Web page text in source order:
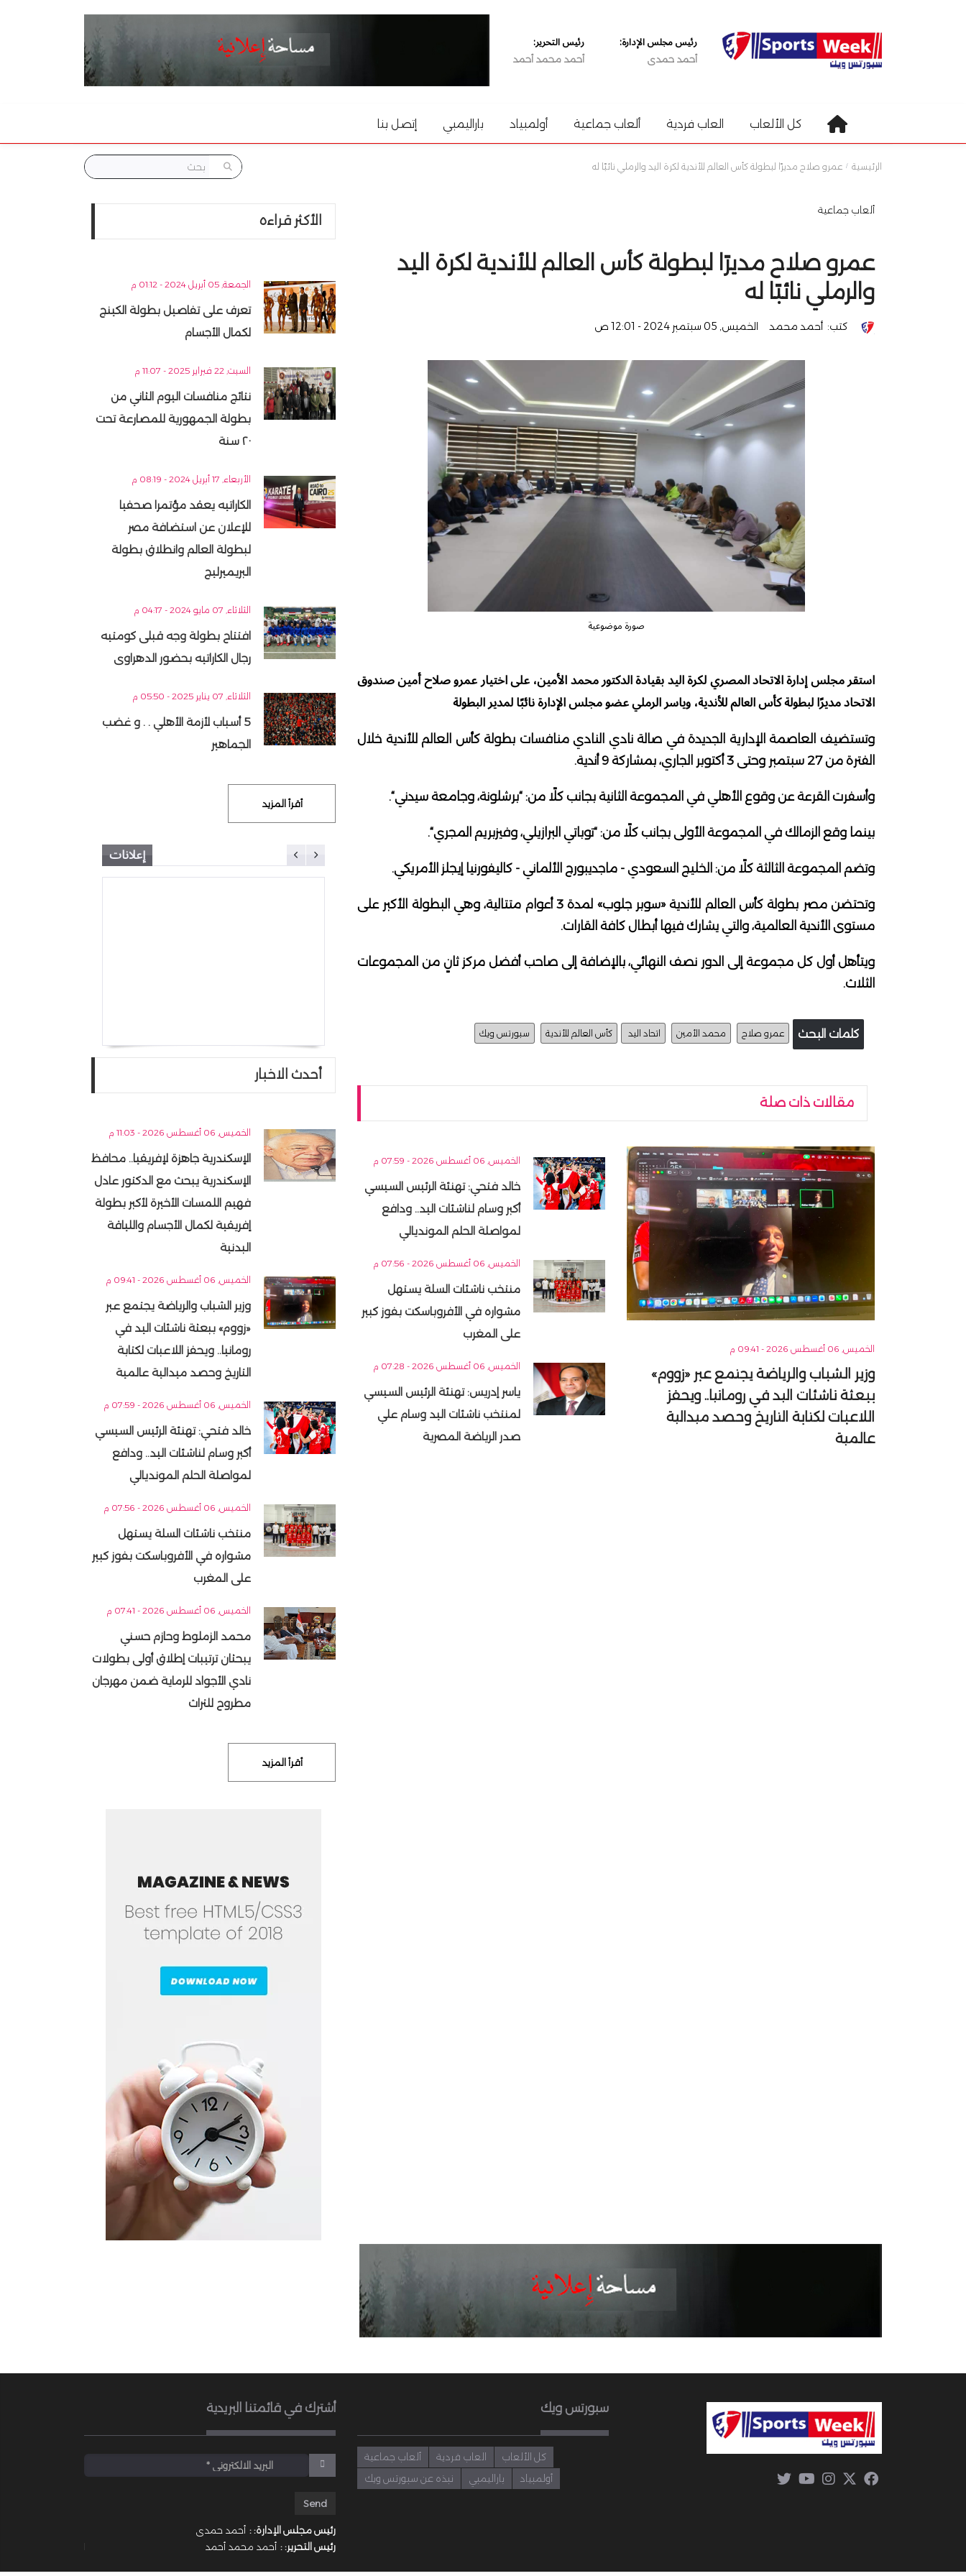
رئيس مجلس الإدارة:
أحمد حمدى
رئيس التحرير:
أحمد محمد أحمد
كل الألعاب العاب فردية ألعاب جماعية أولمبياد باراليمبي إتصل بنا
الرئيسية عمرو صلاح مديرًا لبطولة كأس العالم للأندية لكرة اليد والرملي نائبًا له
ألعاب جماعية
عمرو صلاح مديرًا لبطولة كأس العالم للأندية لكرة اليد
والرملي نائبًا له
كتب: أحمد محمد الخميس, 05 سبتمبر 2024 - 12:01 ص
صورة موضوعية
استقر مجلس إدارة الاتحاد المصري لكرة اليد بقيادة الدكتور محمد الأمين، على اختيار عمرو صلاح أمين صندوق
الاتحاد مديرًا لبطولة كأس العالم للأندية، وياسر الرملي عضو مجلس الإدارة نائبًا لمدير البطولة
وتستضيف العاصمة الإدارية الجديدة في صالة نادي النادي منافسات بطولة كأس العالم للأندية خلال
الفترة من 27 سبتمبر وحتى 3 أكتوبر الجاري، بمشاركة 9 أندية.
وأسفرت القرعة عن وقوع الأهلي في المجموعة الثانية بجانب كلًا من: “برشلونة، وجامعة سيدني“.
بينما وقع الزمالك في المجموعة الأولى بجانب كلًا من: “توباتي البرازيلي، وفيزبريم المجري“.
وتضم المجموعة الثالثة كلًا من: الخليج السعودي - ماجديبورج الألماني - كاليفورنيا إيجلز الأمريكي.
وتحتضن مصر بطولة كأس العالم للأندية «سوبر جلوب» لمدة 3 أعوام متتالية، وهي البطولة الأكبر على
مستوى الأندية العالمية، والتي يشارك فيها أبطال كافة القارات.
ويتأهل أول كل مجموعة إلى الدور نصف النهائي، بالإضافة إلى صاحب أفضل مركز ثانٍ من المجموعات
الثلاث.
كلمات البحث عمرو صلاح محمد الأمين اتحاد اليد كأس العالم للأندية سبورتس ويك
مقالات ذات صلة
الخميس, 06 أغسطس 2026 - 09:41 م
وزير الشباب والرياضة يجتمع عبر «زووم»
ببعثة ناشئات اليد في رومانيا.. ويحفز
اللاعبات لكتابة التاريخ وحصد ميدالية
عالمية
الخميس, 06 أغسطس 2026 - 07:59 م
خالد فتحي: تهنئة الرئيس السيسي
أكبر وسام لناشئات اليد.. ودافع
لمواصلة الحلم المونديالي
الخميس, 06 أغسطس 2026 - 07:56 م
منتخب ناشئات السلة يستهل
مشواره في الأفروباسكت بفوز كبير
على المغرب
الخميس, 06 أغسطس 2026 - 07:28 م
ياسر إدريس: تهنئة الرئيس السيسي
لمنتخب ناشئات اليد وسام علي
صدر الرياضة المصرية
الأكثر قراءه
الجمعة, 05 أبريل 2024 - 01:12 م
تعرف على تفاصيل بطولة الكينج
لكمال الأجسام
السبت, 22 فبراير 2025 - 11:07 م
نتائج منافسات اليوم الثاني من
بطولة الجمهورية للمصارعة تحت
٢٠ سنة
الأربعاء, 17 أبريل 2024 - 08:19 م
الكاراتيه يعقد مؤتمرا صحفيا
للإعلان عن استضافة مصر
لبطولة العالم وانطلاق بطولة
البريميرليج
الثلاثاء, 07 مايو 2024 - 04:17 م
افتتاح بطولة وجه قبلى كومتيه
رجال الكاراتيه بحضور الدهراوى
الثلاثاء, 07 يناير 2025 - 05:50 م
5 أسباب لأزمة الأهلي . . و غضب
الجماهير
أقرأ المزيد
إعلانات
أحدث الاخبار
الخميس, 06 أغسطس 2026 - 11:03 م
الإسكندرية جاهزة لإفريقيا.. محافظ
الإسكندرية يبحث مع الدكتور عادل
فهيم اللمسات الأخيرة لأكبر بطولة
إفريقية لكمال الأجسام واللياقة
البدنية
الخميس, 06 أغسطس 2026 - 09:41 م
وزير الشباب والرياضة يجتمع عبر
«زووم» ببعثة ناشئات اليد في
رومانيا.. ويحفز اللاعبات لكتابة
التاريخ وحصد ميدالية عالمية
الخميس, 06 أغسطس 2026 - 07:59 م
خالد فتحي: تهنئة الرئيس السيسي
أكبر وسام لناشئات اليد.. ودافع
لمواصلة الحلم المونديالي
الخميس, 06 أغسطس 2026 - 07:56 م
منتخب ناشئات السلة يستهل
مشواره في الأفروباسكت بفوز كبير
على المغرب
الخميس, 06 أغسطس 2026 - 07:41 م
محمد الزملوط وحازم حسني
يبحثان ترتيبات إطلاق أولى بطولات
نادي الأجواد للرماية ضمن مهرجان
مطروح للتراث
أقرأ المزيد
سبورتس ويك
ألعاب جماعية العاب فردية
كل الألعاب
نبذه عن سبورتس ويك
باراليمبي أولمبياد
أشترك في قائمتنا البريدية
رئيس مجلس الإدارة: : أحمد حمدى
رئيس التحرير: : أحمد محمد أحمد